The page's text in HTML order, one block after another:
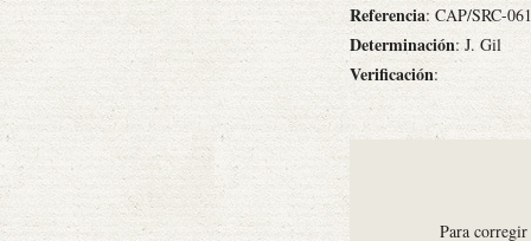
Referencia: CAP/SRC-061
Determinación: J. Gil
Verificación:
Para